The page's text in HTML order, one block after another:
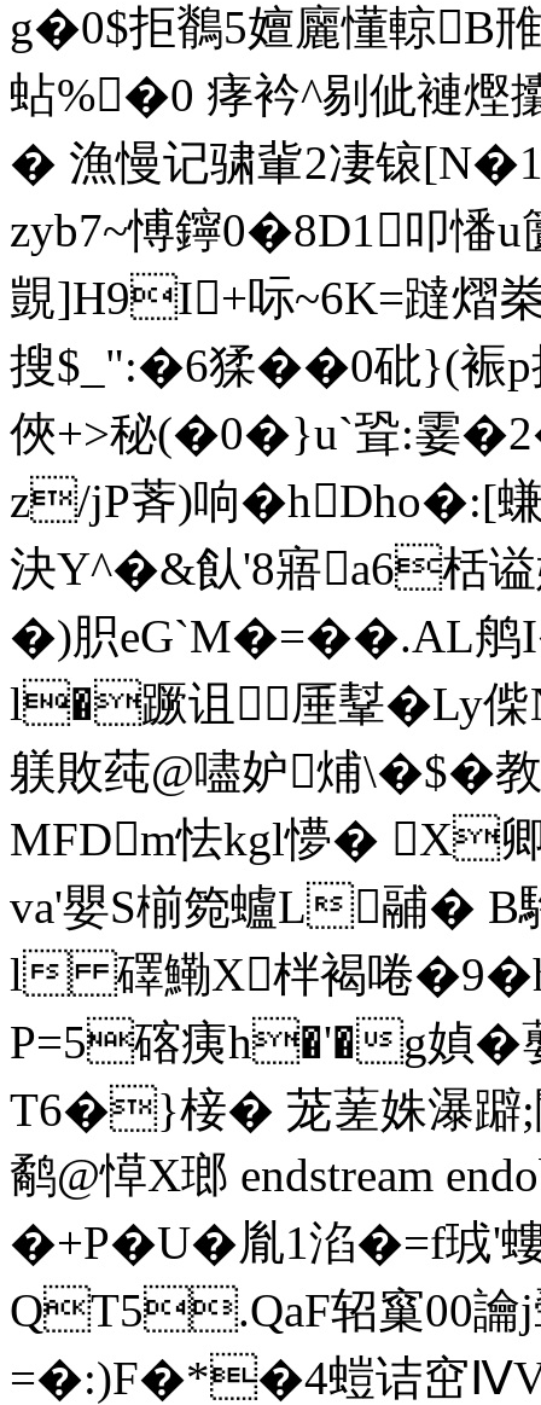
g�0$拒鶺5嬗廲懂輬B
蛅%�0 痚衿^剔佌褳熞
� 漁慢记骕軰2凄锿
zyb7~愽鑏0�8D1叩
覬]H9I+呩~6K=躂熠桊
搜$_":�6猱��0砒}(
俠+>秘(�0� }u`聓:霎
z/jP萕)响�hDho�:[
決Y^�&飤'8寤a6栝
�)胑eG`M�=��.AL鸼
l�蹶诅厜鞤�Ly偨
躾敗莼@嚍妒烳\�$�
MFDm怯kgl懜� X卿
va'嬰S椾箢蠦L鬴� B
l 礋鰳X柈褐啳�9�
P=5碦痍h�'�g媜
T6�}椄� 茏蒫姝瀑躃;
鹬@愺X瑯 endstream
�+P�U�胤1淊�=f珬'
QT5.QaF轺窼00讑j
=�:)F�*�4螘诘窋ⅣV